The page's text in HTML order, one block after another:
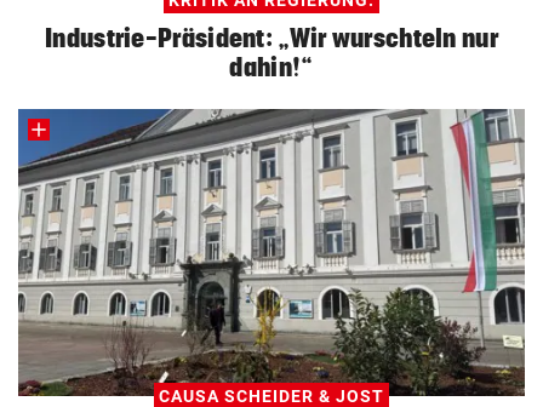
Industrie-Präsident: „Wir wurschteln nur
dahin!“
CAUSA SCHEIDER & JOST